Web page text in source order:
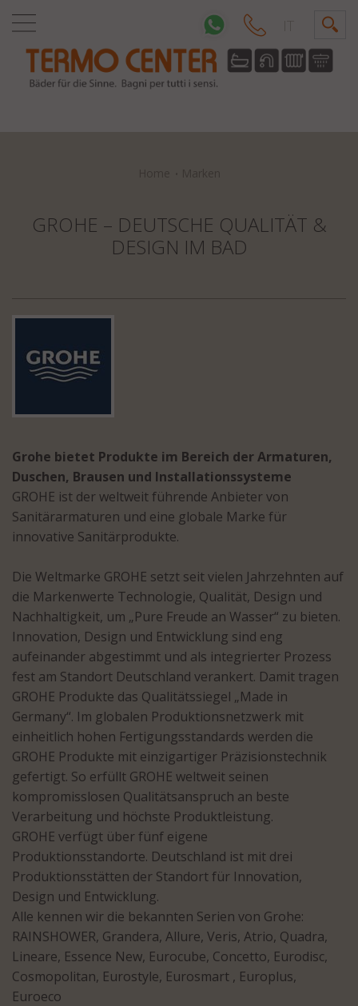
GROHE – DEUTSCHE QUALITÄT &
DESIGN IM BAD
Grohe bietet Produkte im Bereich der Armaturen,
Duschen, Brausen und Installationssysteme
GROHE ist der weltweit führende Anbieter von
Sanitärarmaturen und eine globale Marke für
innovative Sanitärprodukte.
Die Weltmarke GROHE setzt seit vielen Jahrzehnten auf
die Markenwerte Technologie, Qualität, Design und
Nachhaltigkeit, um „Pure Freude an Wasser“ zu bieten.
Innovation, Design und Entwicklung sind eng
aufeinander abgestimmt und als integrierter Prozess
fest am Standort Deutschland verankert. Damit tragen
GROHE Produkte das Qualitätssiegel „Made in
Germany“. Im globalen Produktionsnetzwerk mit
einheitlich hohen Fertigungsstandards werden die
GROHE Produkte mit einzigartiger Präzisionstechnik
gefertigt. So erfüllt GROHE weltweit seinen
kompromisslosen Qualitätsanspruch an beste
Verarbeitung und höchste Produktleistung.
GROHE verfügt über fünf eigene
Produktionsstandorte. Deutschland ist mit drei
Produktionsstätten der Standort für Innovation,
Design und Entwicklung.
Alle kennen wir die bekannten Serien von Grohe:
RAINSHOWER, Grandera, Allure, Veris, Atrio, Quadra,
Lineare, Essence New, Eurocube, Concetto, Eurodisc,
Cosmopolitan, Eurostyle, Eurosmart , Europlus,
Euroeco